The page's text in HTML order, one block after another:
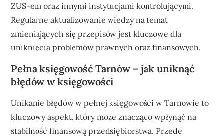
ZUS-em oraz innymi instytucjami kontrolującymi.
Regularne aktualizowanie wiedzy na temat
zmieniających się przepisów jest kluczowe dla
uniknięcia problemów prawnych oraz finansowych.
Pełna księgowość Tarnów – jak uniknąć
błędów w księgowości
Unikanie błędów w pełnej księgowości w Tarnowie to
kluczowy aspekt, który może znacząco wpłynąć na
stabilność finansową przedsiębiorstwa. Przede